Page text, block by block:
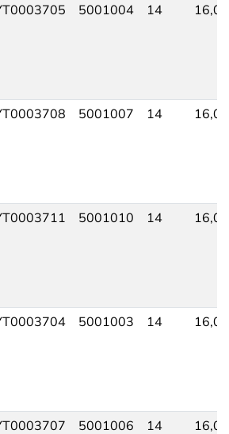
5001004 14 16,00
5001007 14 16,00
5001010 14 16,00
5001003 14 16,00
5001006 14 16,00